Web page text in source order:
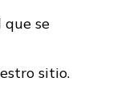
que se
sitio.